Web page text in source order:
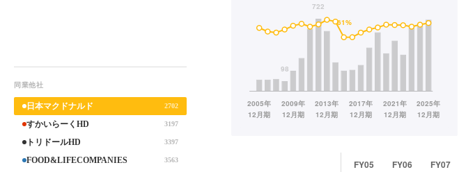
同業他社
日本マクドナルド 2702
すかいらーくHD 3197
トリドールHD 3397
FOOD&LIFECOMPANIES 3563 FY05 FY06 FY07